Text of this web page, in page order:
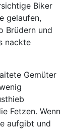
Biker
gelaufen,
Brüdern und
nackte
Gemüter
Fetzen. Wenn
aufgibt und